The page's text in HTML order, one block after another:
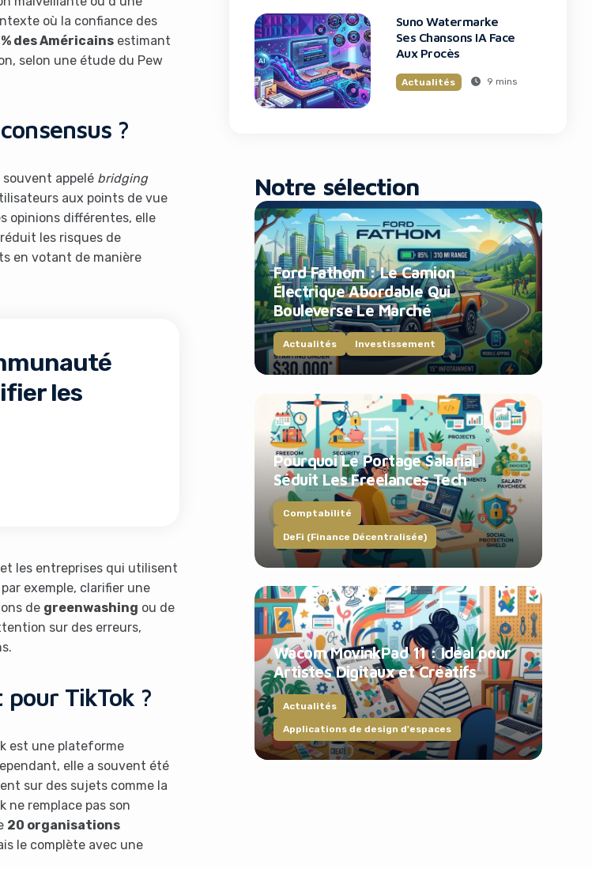
où la confiance des
des Américainsestimant
selon une étude du Pew
?
souvent appelé bridging
aux points de vue
opinions différentes, elle
les risques de
en votant de manière
les
les entreprises qui utilisent
exemple, clarifier une
de greenwashing ou de
sur des erreurs,
TikTok ?
est une plateforme
elle a souvent été
sur des sujets comme la
ne remplace pas son
20 organisations
le complète avec une
Suno Watermarke
Ses Chansons IA Face
Aux Procès
Actualités 9 mins
Notre sélection
Ford Fathom : Le Camion
Électrique Abordable Qui
Bouleverse Le Marché
Actualités Investissement
Pourquoi Le Portage Salarial
Séduit Les Freelances Tech
Comptabilité
DeFi (Finance Décentralisée)
Wacom MovinkPad 11 : Idéal pour
Artistes Digitaux et Créatifs
Actualités
Applications de design d'espaces
using an ad-blocker!
off Ad-Blocker